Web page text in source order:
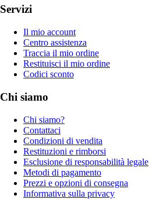
Servizi
Il mio account
Centro assistenza
Traccia il mio ordine
Restituisci il mio ordine
Codici sconto
Chi siamo
Chi siamo?
Contattaci
Condizioni di vendita
Restituzioni e rimborsi
Esclusione di responsabilità legale
Metodi di pagamento
Prezzi e opzioni di consegna
Informativa sulla privacy